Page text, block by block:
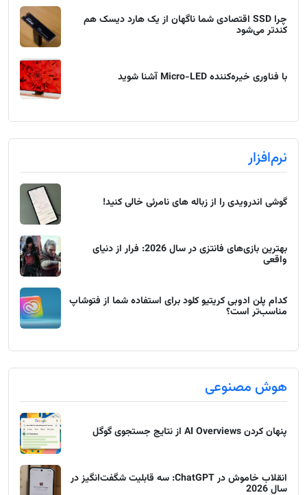
چرا SSD اقتصادی شما ناگهان از یک هارد دیسک هم
کندتر می‌شود
با فناوری خیره‌کننده Micro-LED آشنا شوید
نرم‌افزار
گوشی اندرویدی را از زباله های نامرئی خالی کنید!
بهترین بازی‌های فانتزی در سال 2026: فرار از دنیای
واقعی
کدام پلن ادوبی کریتیو کلود برای استفاده شما از فتوشاپ
مناسب‌تر است؟
هوش مصنوعی
پنهان کردن AI Overviews از نتایج جستجوی گوگل
انقلاب خاموش در ChatGPT: سه قابلیت شگفت‌انگیز در
سال 2026